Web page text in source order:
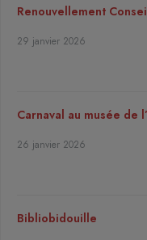
Renouvellement
29 janvier 2026
Carnaval au musée de
26 janvier 2026
Bibliobidouille